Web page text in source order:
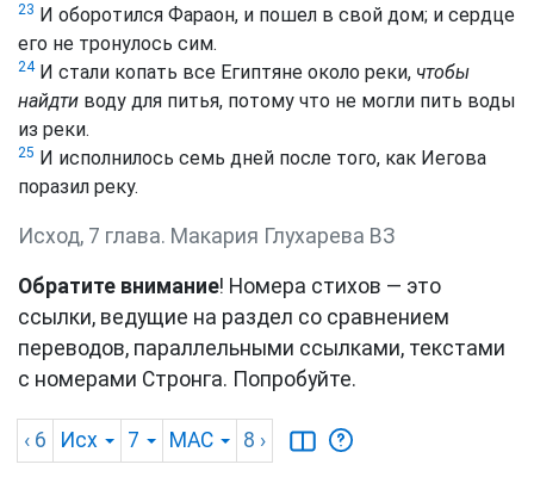
23 И оборотился Фараон, и пошел в свой дом; и сердце
его не тронулось сим.
24И стали копать все Египтяне около реки, чтобы
найдти воду для питья, потому что не могли пить воды
из реки.
25 И исполнилось семь дней после того, как Иегова
поразил реку.
Исход, 7 глава. Макария Глухарева ВЗ
Обратите внимание! Номера стихов — это
ссылки, ведущие на раздел со сравнением
переводов, параллельными ссылками, текстами
с номерами Стронга. Попробуйте.
‹ 6 Исх 7 MAC 8 ›